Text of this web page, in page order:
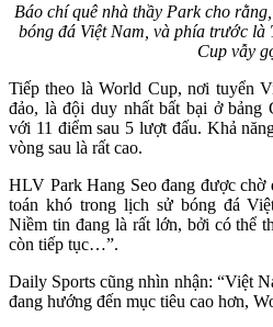
Báo chí quê nhà thầy Park cho
bóng đá Việt Nam, và phía trước là
Cup vẫy
Tiếp theo là World Cup, nơi tuyển
đảo, là đội duy nhất bất bại ở bảng
với 11 điểm sau 5 lượt đấu. Khả
vòng sau là rất cao.
HLV Park Hang Seo đang được
toán khó trong lịch sử bóng đá
Niềm tin đang là rất lớn, bởi có thể
còn tiếp tục…”.
Daily Sports cũng nhìn nhận: “Việt
đang hướng đến mục tiêu cao hơn,